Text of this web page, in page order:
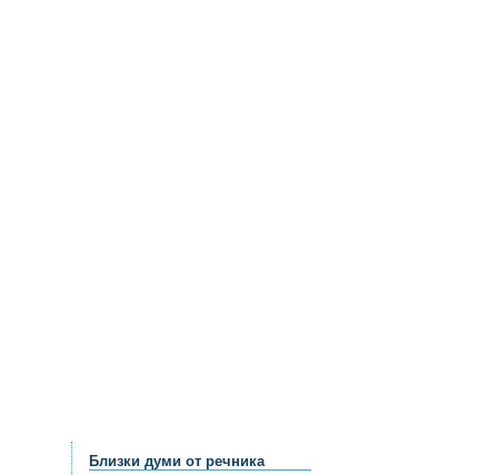
Близки думи от речника